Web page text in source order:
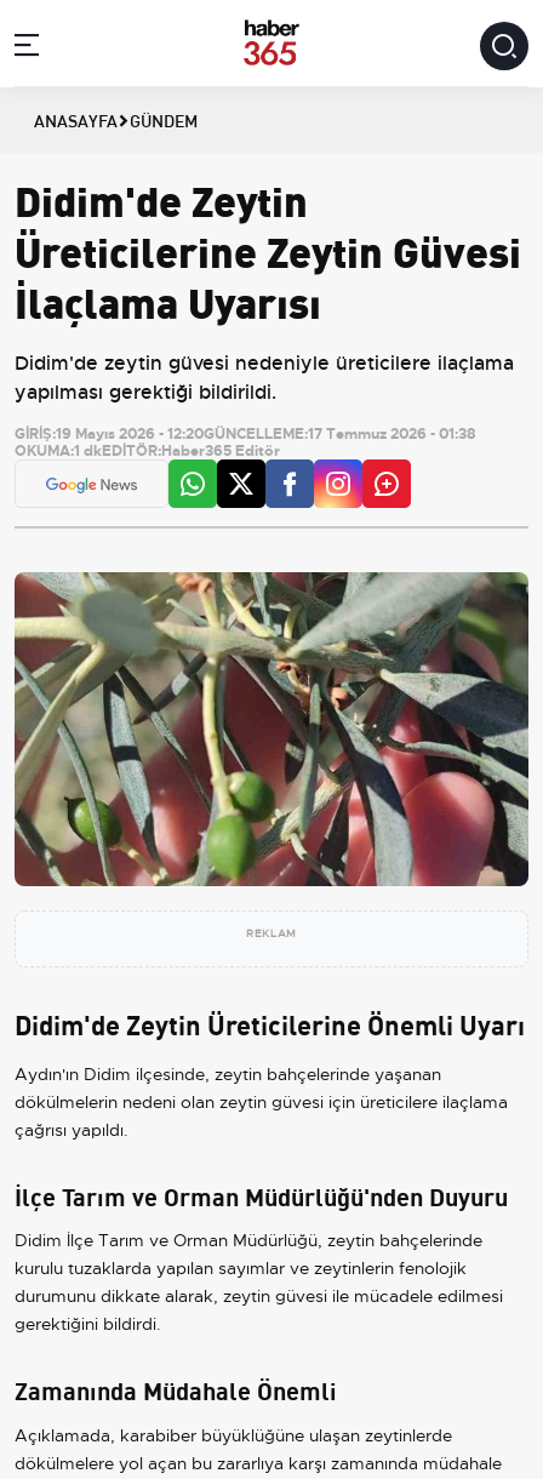
ANASAYFA GÜNDEM
Didim'de Zeytin
Üreticilerine Zeytin Güvesi
İlaçlama Uyarısı
Didim'de zeytin güvesi nedeniyle üreticilere ilaçlama
yapılması gerektiği bildirildi.
GİRİŞ:19 Mayıs 2026 - 12:20GÜNCELLEME:17 Temmuz 2026 - 01:38
OKUMA:1 dkEDİTÖR:Haber365 Editör
REKLAM
Didim'de Zeytin Üreticilerine Önemli Uyarı
Aydın'ın Didim ilçesinde, zeytin bahçelerinde yaşanan
dökülmelerin nedeni olan zeytin güvesi için üreticilere ilaçlama
çağrısı yapıldı.
İlçe Tarım ve Orman Müdürlüğü'nden Duyuru
Didim İlçe Tarım ve Orman Müdürlüğü, zeytin bahçelerinde
kurulu tuzaklarda yapılan sayımlar ve zeytinlerin fenolojik
durumunu dikkate alarak, zeytin güvesi ile mücadele edilmesi
gerektiğini bildirdi.
Zamanında Müdahale Önemli
Açıklamada, karabiber büyüklüğüne ulaşan zeytinlerde
dökülmelere yol açan bu zararlıya karşı zamanında müdahale